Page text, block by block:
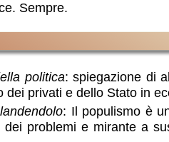
Sempre.
politica: spiegazione di
privati e dello Stato in
: Il populismo è
problemi e mirante a